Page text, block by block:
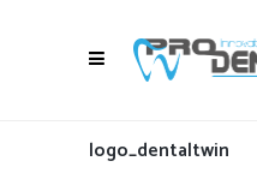
logo_dentaltwin